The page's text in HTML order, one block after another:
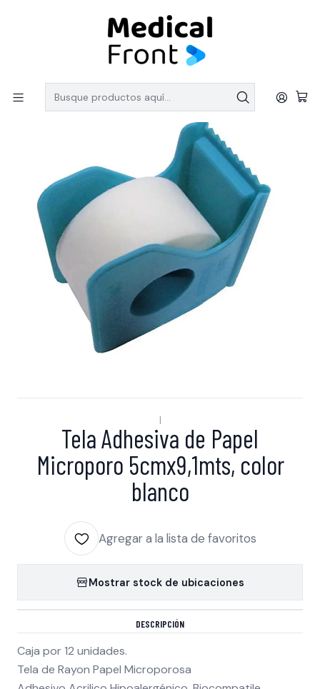
PEDIDOS SOBRE $150.000 CON ENVIO GRATIS
Inicio
LINEA QUIRURGICA
Tela Adhesiva de Papel Microporo 5cmx9,1mts, color blanco
|
Tela Adhesiva de Papel
Microporo 5cmx9,1mts, color
blanco
Agregar a la lista de favoritos
Mostrar stock de ubicaciones
DESCRIPCIÓN
Caja por 12 unidades.
Tela de Rayon Papel Microporosa